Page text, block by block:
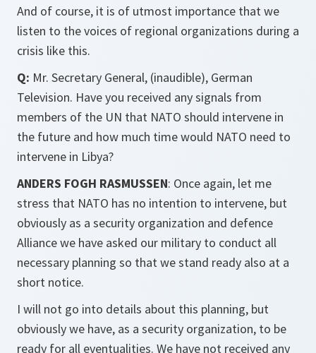
And of course, it is of utmost importance that we
listen to the voices of regional organizations during a
crisis like this.
Q: Mr. Secretary General, (inaudible), German
Television. Have you received any signals from
members of the UN that NATO should intervene in
the future and how much time would NATO need to
intervene in Libya?
ANDERS FOGH RASMUSSEN: Once again, let me
stress that NATO has no intention to intervene, but
obviously as a security organization and defence
Alliance we have asked our military to conduct all
necessary planning so that we stand ready also at a
short notice.
I will not go into details about this planning, but
obviously we have, as a security organization, to be
ready for all eventualities. We have not received any